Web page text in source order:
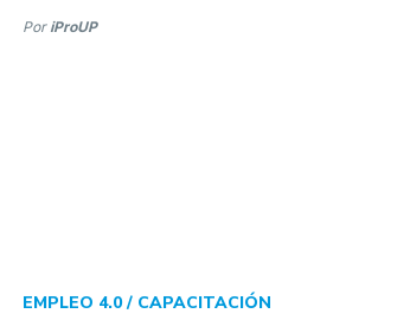
Por iProUP
EMPLEO 4.0 / CAPACITACIÓN